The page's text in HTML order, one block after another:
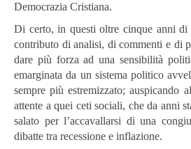
Democrazia Cristiana.
Di certo, in questi oltre cinque anni
contributo di analisi, di commenti e di
dare più forza ad una sensibilità
emarginata da un sistema politico
sempre più estremizzato; auspicando
attente a quei ceti sociali, che da anni
salato per l’accavallarsi di una
dibatte tra recessione e inflazione.